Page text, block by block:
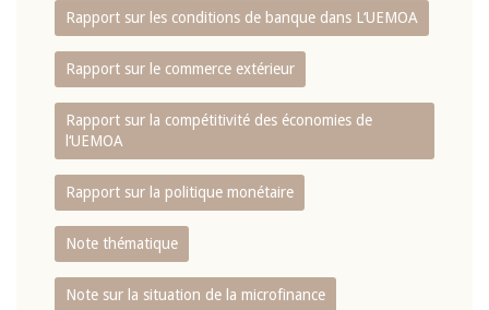
Rapport sur les conditions de banque dans L‘UEMOA
Rapport sur le commerce extérieur
Rapport sur la compétitivité des économies de
l‘UEMOA
Rapport sur la politique monétaire
Note thématique
Note sur la situation de la microfinance